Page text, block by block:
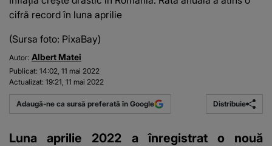
cifră record în luna aprilie
(Sursa foto: PixaBay)
Autor: Albert Matei
Publicat: 14:02, 11 mai 2022
Actualizat: 19:21, 11 mai 2022
Adaugă-ne ca sursă preferată în Google Distribuie
Luna aprilie 2022 a înregistrat o nouă